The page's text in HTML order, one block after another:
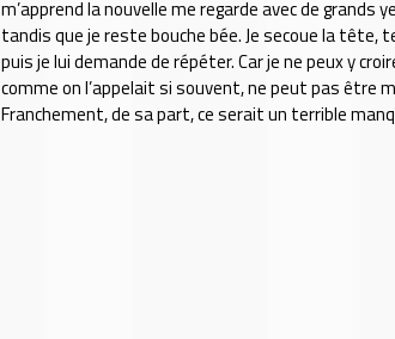
m’apprend la nouvelle me regarde avec de grands
tandis que je reste bouche bée. Je secoue la tête,
puis je lui demande de répéter. Car je ne peux y
comme on l’appelait si souvent, ne peut pas être
Franchement, de sa part, ce serait un terrible